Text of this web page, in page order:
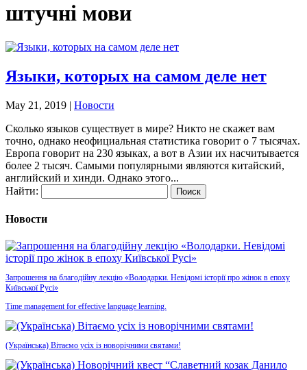
штучні мови
Языки, которых на самом деле нет
May 21, 2019 | Новости
Сколько языков существует в мире? Никто не скажет вам
точно, однако неофициальная статистика говорит о 7 тысячах.
Европа говорит на 230 языках, а вот в Азии их насчитывается
более 2 тысяч. Самыми популярными являются китайский,
английский и хинди. Однако этого...
Найти:
Новости
Запрошення на благодійну лекцію «Володарки. Невідомі історії про жінок в епоху
Київської Русі»
Time management for effective language learning.
(Українська) Вітаємо усіх із новорічними святами!